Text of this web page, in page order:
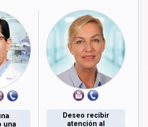
una
Deseo recibir
atención al